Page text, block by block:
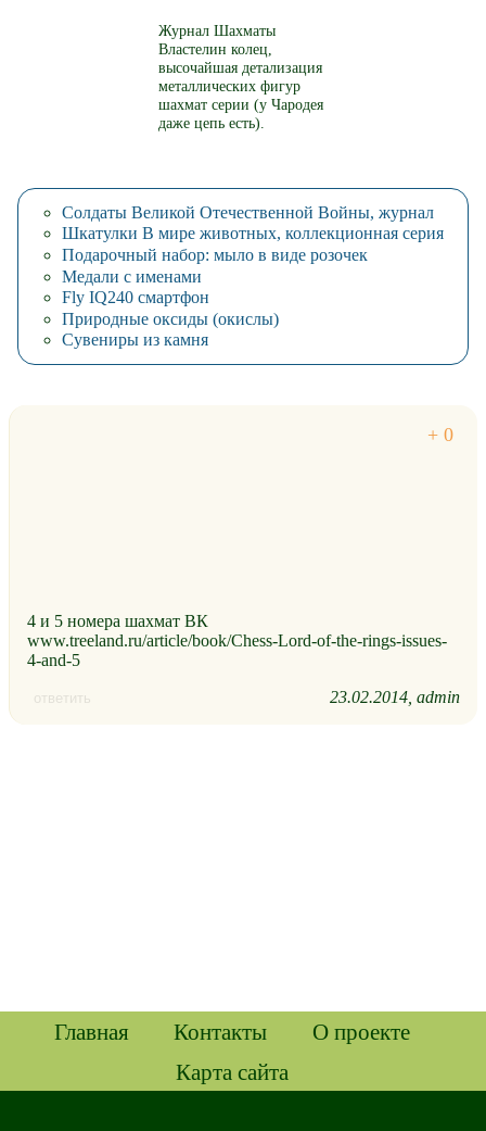
Журнал Шахматы
Властелин колец,
высочайшая детализация
металлических фигур
шахмат серии (у Чародея
даже цепь есть).
Солдаты Великой Отечественной Войны, журнал
Шкатулки В мире животных, коллекционная серия
Подарочный набор: мыло в виде розочек
Медали с именами
Fly IQ240 смартфон
Природные оксиды (окислы)
Сувениры из камня
4 и 5 номера шахмат ВК
www.treeland.ru/article/book/Chess-Lord-of-the-rings-issues-
4-and-5
ответить 23.02.2014 admin
Главная Контакты
О проекте
Карта сайта